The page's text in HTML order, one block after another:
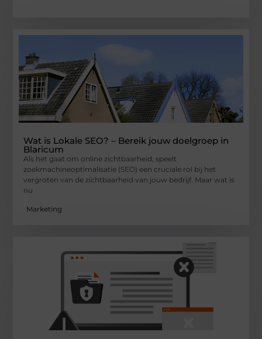
Wat is Lokale SEO? – Bereik jouw doelgroep in
Blaricum
Als het gaat om online zichtbaarheid, speelt
zoekmachineoptimalisatie (SEO) een cruciale rol bij het
vergroten van de zichtbaarheid van jouw bedrijf. Maar wat is
nu
Marketing